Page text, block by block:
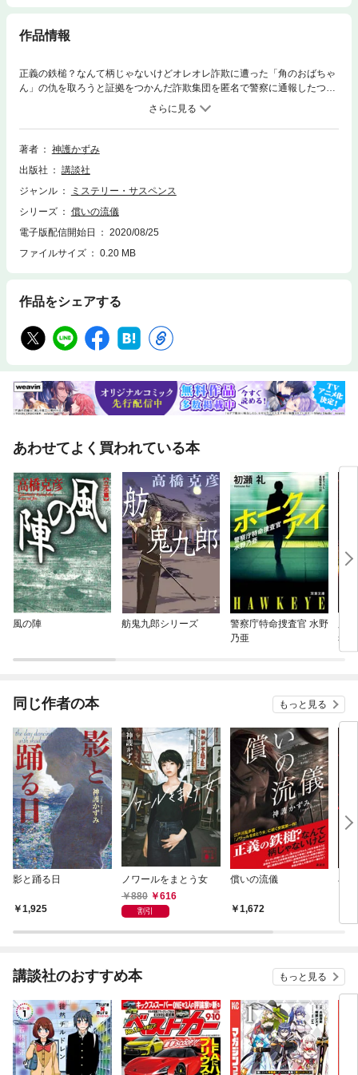
作品情報
正義の鉄槌？なんて柄じゃないけどオレオレ詐欺に遭った「角のおばちゃ
ん」の仇を取ろうと証拠をつかんだ詐欺集団を匿名で警察に通報したつも
りが、逆に逮捕を逃れた残党に居場所を知られ、復讐の標的に。背後の組
織をつかみ切れない奈美が選んだ窮余の策とは？企業のトラブル請負とい
う仕事をめぐって最愛の恋人・雪江と師を続けて亡くした西澤奈美は心の
整理がつかず空虚な日々を送っていた。そんな彼女が親しみを寄せるタバ
ったが、自分が入居する雑居ビルのオーナーから隣のビルに入った怪しげ
な会社が詐欺集団ではないかという見立てを聞き、密かに証拠をつかみ匿
たびたび襲撃を受けるように。奈美は、彼女が育った児童養護施設の後輩
で雪江を慕っていたという松井の協力を得て久子を騙した犯人を突き止
め、ついには自ら拉致されて敵地に辿り着くという無謀な賭けに出
る……。満身創痍の西澤奈美、絶体絶命！
著者
神護かずみ
出版社
講談社
ジャンル
ミステリー・サスペンス
シリーズ
償いの流儀
電子版配信開始日
2020/08/25
ファイルサイズ
0.20 MB
作品をシェアする
あわせてよく買われている本
風の陣 舫鬼九郎シリーズ
警察庁特命捜査官 水野
乃亜
希
同じ作者の本 もっと見る
影と踊る日
1,925
ノワールをまとう女
880
616
割引
償いの流儀
1,672
石
講談社のおすすめ本 もっと見る